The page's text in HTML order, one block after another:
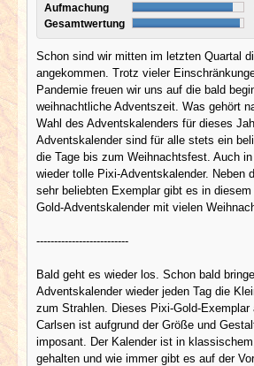
Aufmachung
Gesamtwertung
Schon sind wir mitten im letzten Quartal
angekommen. Trotz vieler
Pandemie freuen wir uns auf die bald
weihnachtliche Adventszeit. Was gehört
Wahl des Adventskalenders für dieses
Adventskalender sind für alle stets ein
die Tage bis zum Weihnachtsfest. Auch
wieder tolle Pixi-Adventskalender. Neben
sehr beliebten Exemplar gibt es in
Gold-Adventskalender mit vielen
--------------------------
Bald geht es wieder los. Schon bald
Adventskalender wieder jeden Tag die
zum Strahlen. Dieses Pixi-Gold-Exemplar
Carlsen ist aufgrund der Größe und
imposant. Der Kalender ist in
gehalten und wie immer gibt es auf der